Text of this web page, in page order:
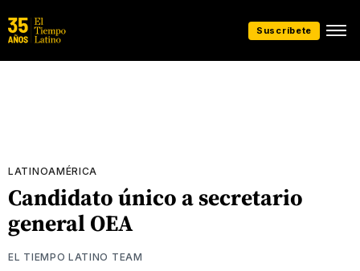
Suscríbete
LATINOAMÉRICA
Candidato único a secretario
general OEA
EL TIEMPO LATINO TEAM